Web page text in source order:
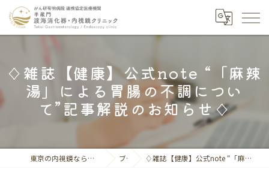
♢雑誌【健康】公式note “「麻辣
湯」による胃腸の不調につい
て”記事解説のお知らせ♢
東京の内視鏡なら半蔵門渡海消化器・内視鏡クリニック ブログ ♢雑誌【健康】公式note “「麻辣湯」による胃腸の不調について”記事解説のお知らせ♢